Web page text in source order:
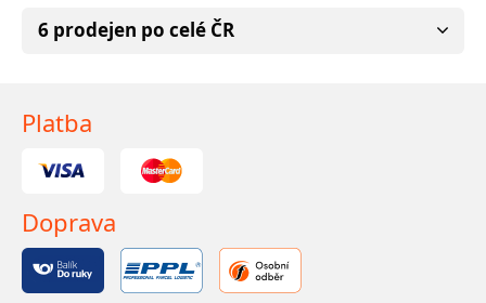
6 prodejen po celé ČR
Platba
Doprava